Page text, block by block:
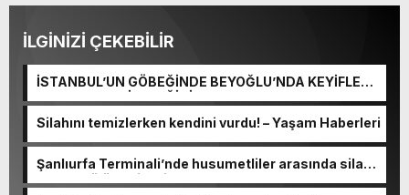
İLGİNİZİ ÇEKEBİLİR
İSTANBUL’UN GÖBEĞİNDE BEYOĞLU’NDA KEYİFLE
KONAKLAYABİLECEĞİNİZ TEK ADRES: DREAM PARK
Silahını temizlerken kendini vurdu! – Yaşam Haberleri
Şanlıurfa Terminali’nde husumetliler arasında silahlı
kavga: 1 ölü, 2’si polis 10 yaralı